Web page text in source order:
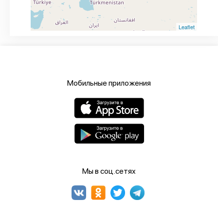
Leaflet
Мобильные приложения
Мы в соц.сетях